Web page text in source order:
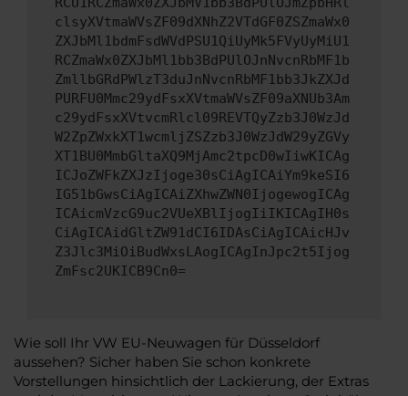
clsyXVtmaWVsZF09dXNhZ2VTdGF0ZSZmaWx0
ZXJbMl1bdmFsdWVdPSU1QiUyMk5FVyUyMiU1
RCZmaWx0ZXJbMl1bb3BdPUlOJnNvcnRbMF1b
ZmllbGRdPWlzT3duJnNvcnRbMF1bb3JkZXJd
PURFU0Mmc29ydFsxXVtmaWVsZF09aXNUb3Am
c29ydFsxXVtvcmRlcl09REVTQyZzb3J0WzJd
W2ZpZWxkXT1wcmljZSZzb3J0WzJdW29yZGVy
XT1BU0MmbGltaXQ9MjAmc2tpcD0wIiwKICAg
ICJoZWFkZXJzIjoge30sCiAgICAiYm9keSI6
IG51bGwsCiAgICAiZXhwZWN0IjogewogICAg
ICAicmVzcG9uc2VUeXBlIjogIiIKICAgIH0s
CiAgICAidGltZW91dCI6IDAsCiAgICAicHJv
Z3Jlc3MiOiBudWxsLAogICAgInJpc2t5Ijog
ZmFsc2UKICB9Cn0=
Wie soll Ihr VW EU-Neuwagen für Düsseldorf
aussehen? Sicher haben Sie schon konkrete
Vorstellungen hinsichtlich der Lackierung, der Extras